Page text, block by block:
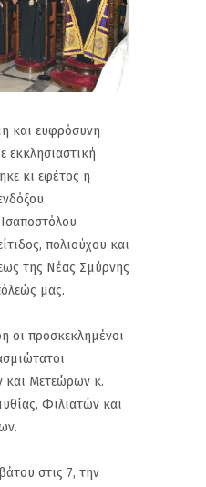
και ευφρόσυνη
εκκλησιαστική
κι εφέτος η
πολιούχου και
της Νέας Σμύρνης
μας.
οι προσκεκλημένοι
και Μετεώρων κ.
Φιλιατών και
στις 7, την